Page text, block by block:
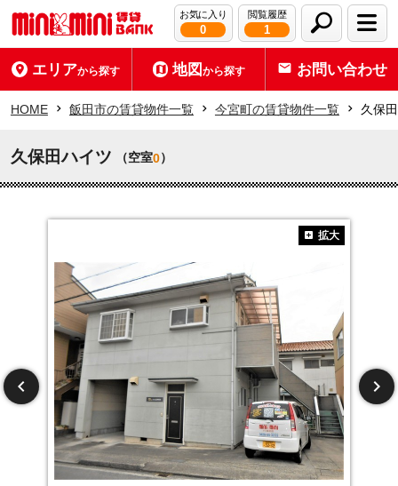
お気に入り
0
閲覧履歴
1
エリアから探す 地図から探す お問い合わせ
HOME 飯田市の賃貸物件一覧 今宮町の賃貸物件一覧 久保
久保田ハイツ （空室0）
拡大